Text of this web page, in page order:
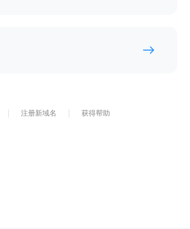
注册新域名 获得帮助